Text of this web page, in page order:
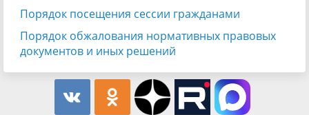
Порядок посещения сессии гражданами
Порядок обжалования нормативных правовых
документов и иных решений